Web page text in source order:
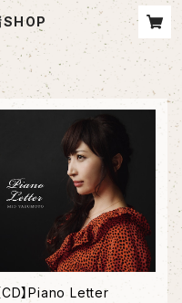
CD】Piano Letter